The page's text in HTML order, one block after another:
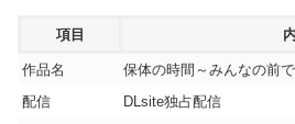
項目
作品名
保体の時間～みんなの前
配信
DLsite独占配信